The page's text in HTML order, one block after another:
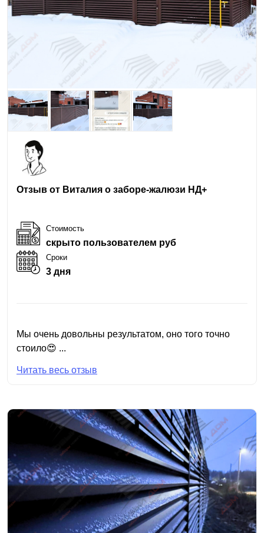
Отзыв от Виталия о заборе-жалюзи НД+
Стоимость
скрыто пользователем руб
Сроки
3 дня
Мы очень довольны результатом, оно того точно
стоило😍 ...
Читать весь отзыв